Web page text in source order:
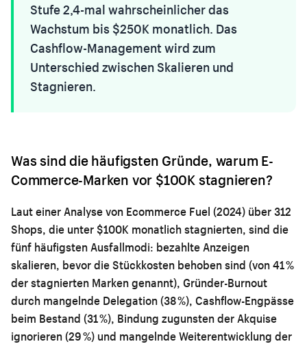
Stufe 2,4-mal wahrscheinlicher das
Wachstum bis $250K monatlich. Das
Cashflow-Management wird zum
Unterschied zwischen Skalieren und
Stagnieren.
Was sind die häufigsten Gründe, warum E-
Commerce-Marken vor $100K stagnieren?
Laut einer Analyse von Ecommerce Fuel (2024) über 312
Shops, die unter $100K monatlich stagnierten, sind die
fünf häufigsten Ausfallmodi: bezahlte Anzeigen
skalieren, bevor die Stückkosten behoben sind (von 41 %
der stagnierten Marken genannt), Gründer-Burnout
durch mangelnde Delegation (38 %), Cashflow-Engpässe
beim Bestand (31 %), Bindung zugunsten der Akquise
ignorieren (29 %) und mangelnde Weiterentwicklung der